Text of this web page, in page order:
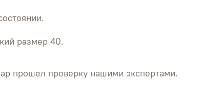
размер 40.
прошел проверку нашими экспертами.